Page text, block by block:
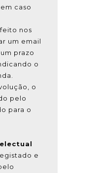
caso
nos
um email
prazo
o
o
pelo
para o
e